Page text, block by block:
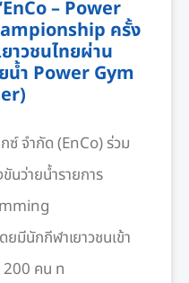
– Power
ครั้ง
าวชนไทยผ่าน
น้ำ Power Gym
จำกัด (EnCo) ร่วม
ว่ายน้ำรายการ
มีนักกีฬาเยาวชนเข้า
200 คน ท